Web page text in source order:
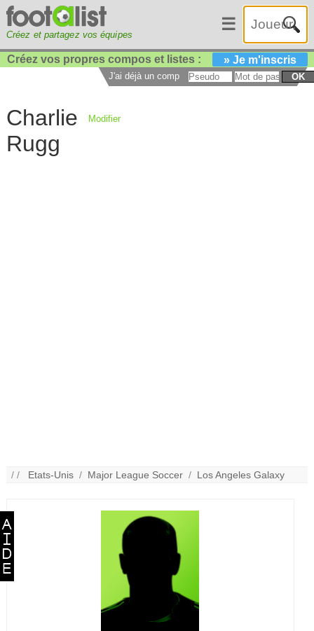
Créez et partagez vos équipes
☰
Créez vos propres compos et listes : » Je m'inscris
J'ai déjà un compte : OK
Charlie
Rugg
Modifier
/ / Etats-Unis / Major League Soccer / Los Angeles Galaxy